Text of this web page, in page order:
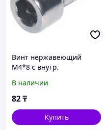
Винт нержавеющий
М4*8 с внутр.
912
В наличии
82₸
Купить